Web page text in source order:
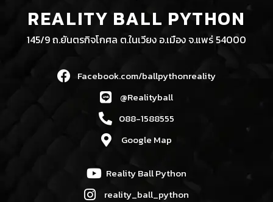
REALITY BALL PYTHON
145/9 ถ.ยันตรกิจโกศล ต.ในเวียง อ.เมือง จ.แพร่ 54000
Facebook.com/ballpythonreality
@Realityball
088-1588555
Google Map
Reality Ball Python
reality_ball_python